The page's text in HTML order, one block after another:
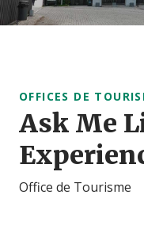
OFFICES DE
Ask Me
Office de Tourisme